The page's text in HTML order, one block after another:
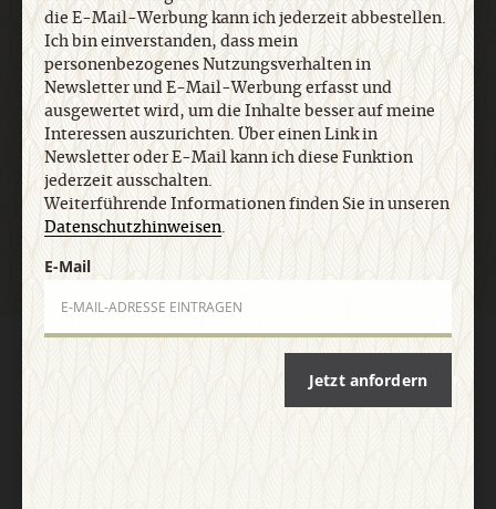
E-Mail
Datenschutz
Barrierefreiheit
die E-Mail-Werbung kann ich jederzeit abbestellen.
Ich bin einverstanden, dass mein
personenbezogenes Nutzungsverhalten in
Newsletter und E-Mail-Werbung erfasst und
ausgewertet wird, um die Inhalte besser auf meine
Interessen auszurichten. Über einen Link in
Newsletter oder E-Mail kann ich diese Funktion
jederzeit ausschalten.
Weiterführende Informationen finden Sie in unseren
Datenschutzhinweisen.
E-Mail
Jetzt anfordern